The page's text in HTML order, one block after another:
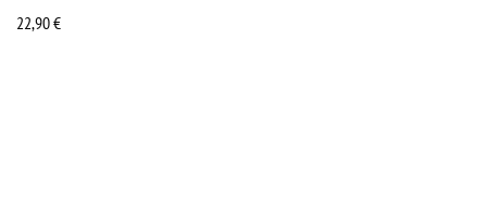
22,90€